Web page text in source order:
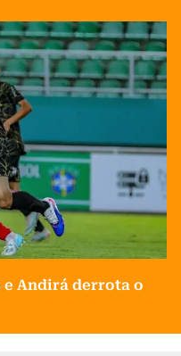
e Andirá derrota o